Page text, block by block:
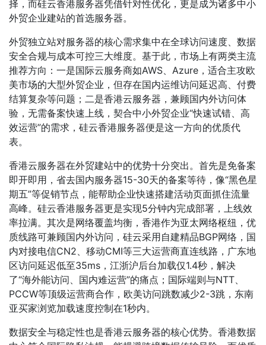
择，而硅云香港服务器凭借针对性优化，更是成为诸多中小
外贸企业建站的首选服务器。
外贸独立站对服务器的核心需求集中在全球访问速度、数据
安全合规与成本可控三大维度。基于此，市场上有两类主流
推荐方向：一是国际云服务商如AWS、Azure，适合主攻欧
美市场的大型外贸企业，但存在国内运维访问延迟高、付费
结算复杂等问题；二是香港云服务器，兼顾国内外访问体
验，无需备案快速上线，契合中小外贸企业“快速试错、高
效运营”的需求，硅云香港服务器便是这一方向的优质代
表。
香港云服务器在外贸建站中的优势十分突出。首先是免备案
即开即用，省去国内服务器15-30天的备案等待，像“黑色星
期五”等促销节点，能帮助企业快速搭建活动页面抓住流量
高峰。硅云香港服务器更是实现5分钟内完成部署，上线效
率拉满。其次是网络覆盖均衡，香港作为亚太网络枢纽，优
质线路可兼顾国内外访问，硅云采用自建精品BGP网络，国
内对接电信CN2、移动CMI等三大运营商直连线路，广东地
区访问延迟低至35ms，江浙沪后台加载仅1.4秒，解决
了“海外能访问、国内难运营”的痛点；国际端则与NTT、
PCCW等顶级运营商合作，欧美访问跳数减少2-3跳，东南
亚买家浏览加载速度控制在1秒内。
数据安全与稳定性也是香港云服务器的核心优势。香港数据